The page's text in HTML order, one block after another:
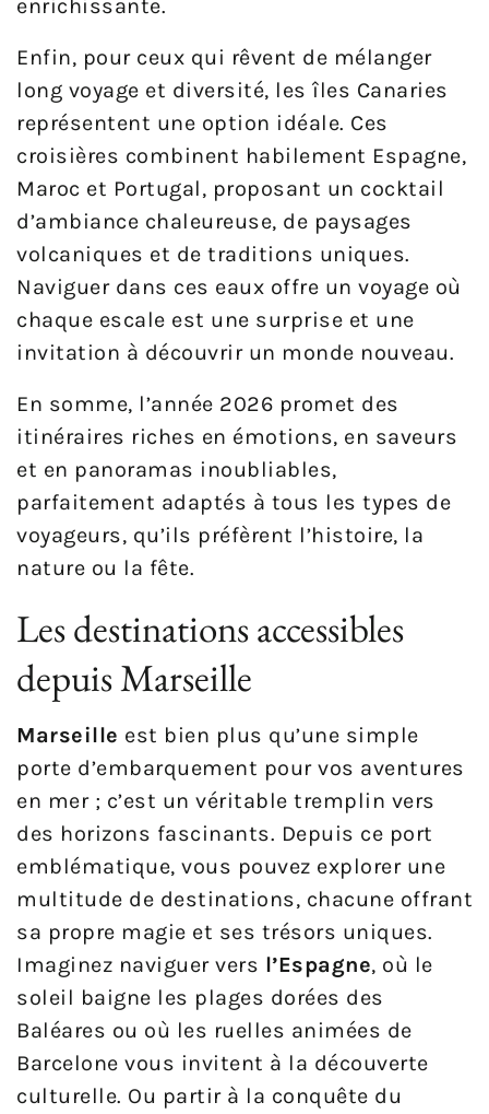
enrichissante.
Enfin, pour ceux qui rêvent de mélanger
long voyage et diversité, les îles Canaries
représentent une option idéale. Ces
croisières combinent habilement Espagne,
Maroc et Portugal, proposant un cocktail
d’ambiance chaleureuse, de paysages
volcaniques et de traditions uniques.
Naviguer dans ces eaux offre un voyage où
chaque escale est une surprise et une
invitation à découvrir un monde nouveau.
En somme, l’année 2026 promet des
itinéraires riches en émotions, en saveurs
et en panoramas inoubliables,
parfaitement adaptés à tous les types de
voyageurs, qu’ils préfèrent l’histoire, la
nature ou la fête.
Les destinations accessibles
depuis Marseille
Marseille est bien plus qu’une simple
porte d’embarquement pour vos aventures
en mer ; c’est un véritable tremplin vers
des horizons fascinants. Depuis ce port
emblématique, vous pouvez explorer une
multitude de destinations, chacune offrant
sa propre magie et ses trésors uniques.
Imaginez naviguer vers l’Espagne, où le
soleil baigne les plages dorées des
Baléares ou où les ruelles animées de
Barcelone vous invitent à la découverte
culturelle. Ou partir à la conquête du